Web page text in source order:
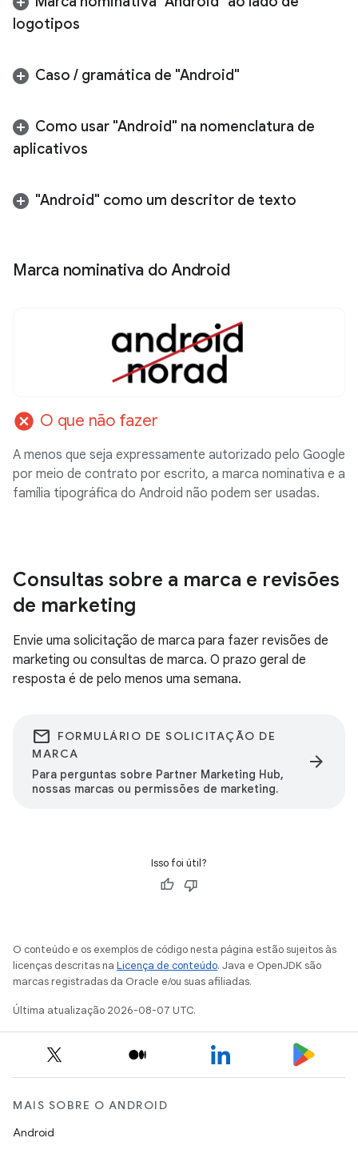
logotipos
Caso / gramática de "Android"
Como usar "Android" na nomenclatura de
aplicativos
"Android" como um descritor de texto
Marca nominativa do Android
cancel O que não fazer
A menos que seja expressamente autorizado pelo Google
por meio de contrato por escrito, a marca nominativa e a
família tipográfica do Android não podem ser usadas.
Consultas sobre a marca e revisões
de marketing
Envie uma solicitação de marca para fazer revisões de
marketing ou consultas de marca. O prazo geral de
resposta é de pelo menos uma semana.
email
FORMULÁRIO DE SOLICITAÇÃO DE
MARCA
Para perguntas sobre Partner Marketing Hub,
nossas marcas ou permissões de marketing.
arrow_forward
Isso foi útil?
O conteúdo e os exemplos de código nesta página estão sujeitos às
licenças descritas na Licença de conteúdo. Java e OpenJDK são
marcas registradas da Oracle e/ou suas afiliadas.
Última atualização 2026-08-07 UTC.
MAIS SOBRE O ANDROID
Android